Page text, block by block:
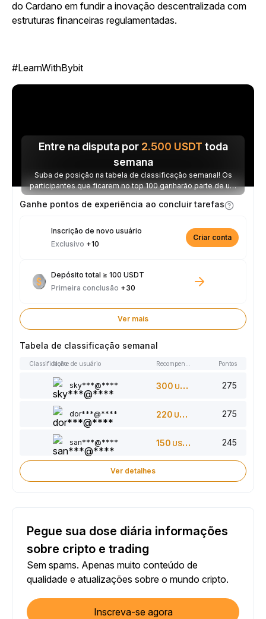
do Cardano em fundir a inovação descentralizada com
estruturas financeiras regulamentadas.
#LearnWithBybit
Entre na disputa por 2.500 USDT toda
semana
Suba de posição na tabela de classificação semanal! Os
participantes que ficarem no top 100 ganharão parte de um
prêmio de 2.500 USDT toda semana.
Ganhe pontos de experiência ao concluir tarefas
Inscrição de novo usuário
Exclusivo +10
Criar conta
Depósito total ≥ 100 USDT
Primeira conclusão +30
Ver mais
Tabela de classificação semanal
ClassificaçãoNome de usuário Recompensas Pontos
sky***@**** 300 USDT 275
dor***@**** 220 USDT 275
san***@**** 150 USDT 245
Ver detalhes
Pegue sua dose diária informações
sobre cripto e trading
Sem spams. Apenas muito conteúdo de
qualidade e atualizações sobre o mundo cripto.
Inscreva-se agora